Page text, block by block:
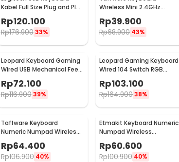
Kabel Full Size Plug and Play
Rp120.100
Rp176.900 33%
Wireless Mini 2.4GHz
1020mAh with Touchpad Air
Mouse - i8
Rp39.900
Rp68.900 43%
Leopard Keyboard Gaming
Wired USB Mechanical Feel
Rp72.100
Rp116.900 39%
Leopard Gaming Keyboard
Wired 104 Switch RGB
Backlight - G700
Rp103.100
Rp164.90038%
Taffware Keyboard
Numeric Numpad Wireless
Bluetooth Soft Switch
Keypad - E094BT
Rp64.400
Rp106.900 40%
Etmakit Keyboard Numeric
Numpad Wireless
Mechanical 2.4GHz - 525
Rp60.600
Rp100.900 40%